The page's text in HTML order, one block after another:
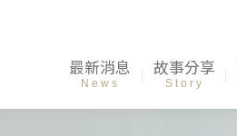
最新消息
News
故事分享
Story